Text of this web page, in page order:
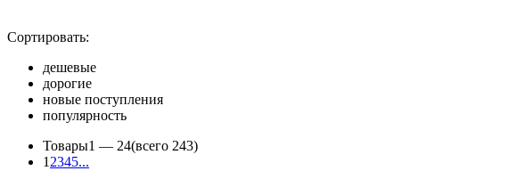
Сортировать:
дешевые
дорогие
новые поступления
популярность
Товары1 — 24(всего 243)
1 2345...